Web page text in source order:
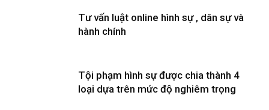
Tư vấn luật online hình sự , dân sự và
hành chính
Tội phạm hình sự được chia thành 4
loại dựa trên mức độ nghiêm trọng